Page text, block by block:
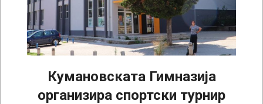
Кумановската Гимназија
организира спортски турнир